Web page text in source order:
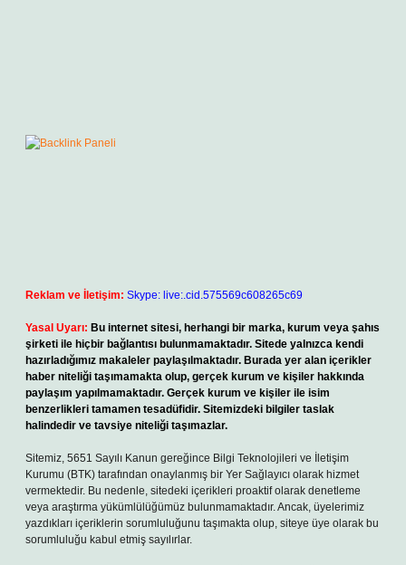
Reklam ve İletişim: Skype: live:.cid.575569c608265c69
Yasal Uyarı: Bu internet sitesi, herhangi bir marka, kurum veya şahıs
şirketi ile hiçbir bağlantısı bulunmamaktadır. Sitede yalnızca kendi
hazırladığımız makaleler paylaşılmaktadır. Burada yer alan içerikler
haber niteliği taşımamakta olup, gerçek kurum ve kişiler hakkında
paylaşım yapılmamaktadır. Gerçek kurum ve kişiler ile isim
benzerlikleri tamamen tesadüfidir. Sitemizdeki bilgiler taslak
halindedir ve tavsiye niteliği taşımazlar.
Sitemiz, 5651 Sayılı Kanun gereğince Bilgi Teknolojileri ve İletişim
Kurumu (BTK) tarafından onaylanmış bir Yer Sağlayıcı olarak hizmet
vermektedir. Bu nedenle, sitedeki içerikleri proaktif olarak denetleme
veya araştırma yükümlülüğümüz bulunmamaktadır. Ancak, üyelerimiz
yazdıkları içeriklerin sorumluluğunu taşımakta olup, siteye üye olarak bu
sorumluluğu kabul etmiş sayılırlar.